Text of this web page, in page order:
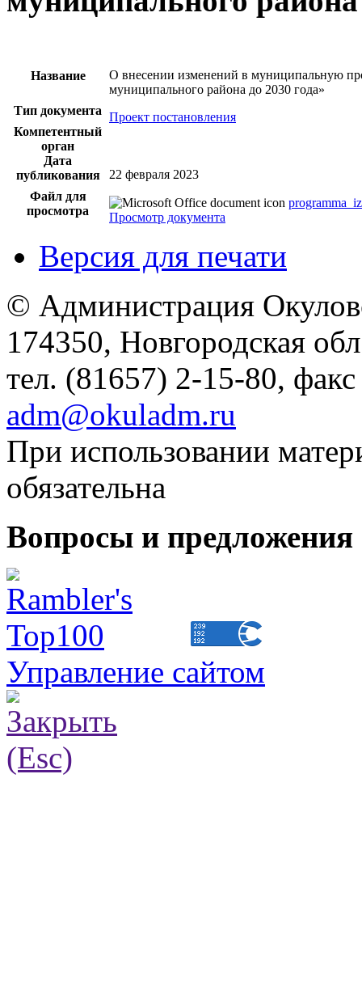
Название
О внесении изменений в муниципальную
муниципального района до 2030 года»
Тип документа Проект постановления
Компетентный
орган
Дата
публикования
22 февраля 2023
Файл для
просмотра
Просмотр документа
Версия для печати
© Администрация
174350, Новгородская
тел. (81657) 2-15-80,
adm@okuladm.ru
При использовании
обязательна
Вопросы и
Управление сайтом